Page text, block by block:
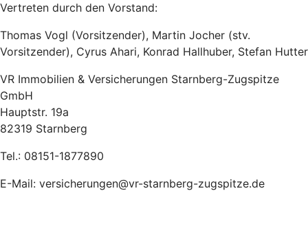
Vertreten durch den Vorstand:
Thomas Vogl (Vorsitzender), Martin Jocher (stv.
Vorsitzender), Cyrus Ahari, Konrad Hallhuber, Stefan Hutter
VR Immobilien & Versicherungen Starnberg-Zugspitze
GmbH
Hauptstr. 19a
82319 Starnberg
Tel.: 08151-1877890
E-Mail: versicherungen@vr-starnberg-zugspitze.de